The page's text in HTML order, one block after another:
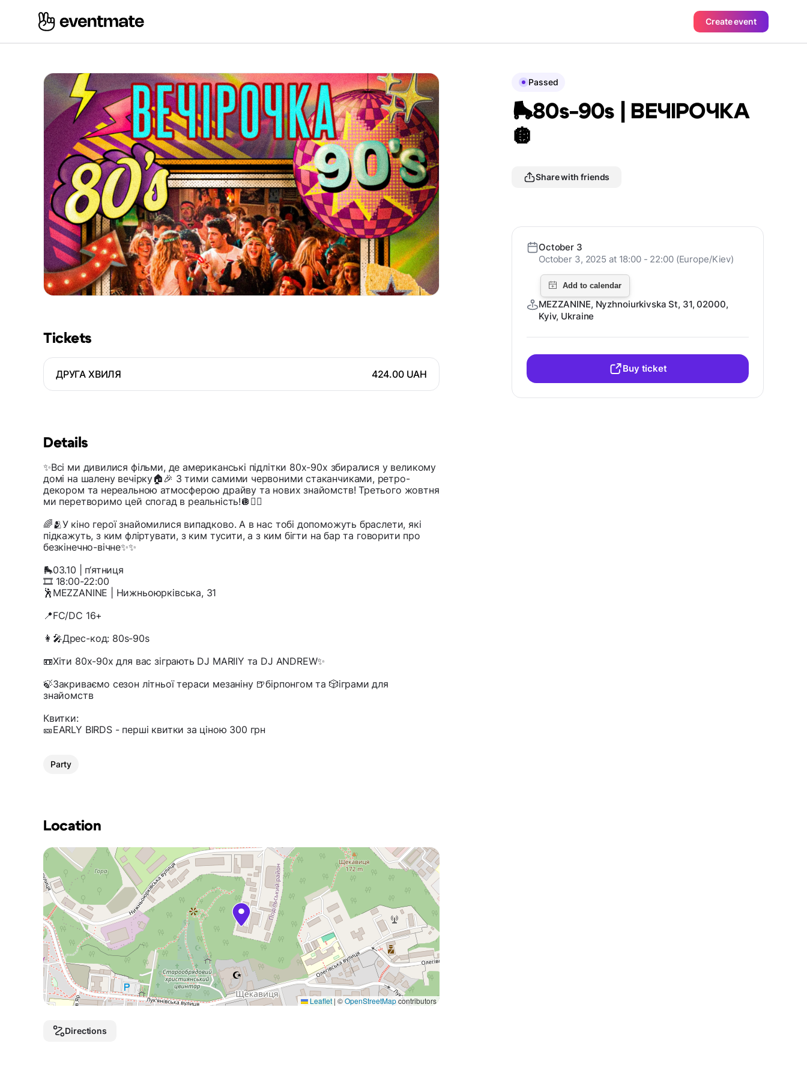
Create event
Tickets
ДРУГА ХВИЛЯ 424.00 UAH
Details
✨Всі ми дивилися фільми, де американські підлітки 80х-90х збиралися у великому
домі на шалену вечірку🏠🎉 З тими самими червоними стаканчиками, ретро-
декором та нереальною атмосферою драйву та нових знайомств! Третього жовтня
ми перетворимо цей спогад в реальність!🪩❤️‍🔥
🌈🫂У кіно герої знайомилися випадково. А в нас тобі допоможуть браслети, які
підкажуть, з ким фліртувати, з ким тусити, а з ким бігти на бар та говорити про
безкінечно-вічне✨✨
🛼03.10 | п‘ятниця
🎞️ 18:00-22:00
🕺MEZZANINE | Нижньоюрківська, 31
📍FC/DC 16+
👩‍🎤Дрес-код: 80s-90s
📼Хіти 80х-90х для вас зіграють DJ MARIIY та DJ ANDREW✨
🍃Закриваємо сезон літньої тераси мезаніну 🍺бірпонгом та 🎲іграми для
знайомств
Квитки:
🎫EARLY BIRDS - перші квитки за ціною 300 грн
Party
Location
Leaflet | ©OpenStreetMapcontributors
Directions
Passed
🛼80s-90s | ВЕЧІРОЧКА
🪩
Share with friends
October 3
October 3, 2025 at 18:00 - 22:00 (Europe/Kiev)
MEZZANINE, Nyzhnoiurkivska St, 31, 02000,
Kyiv, Ukraine
Buy ticket